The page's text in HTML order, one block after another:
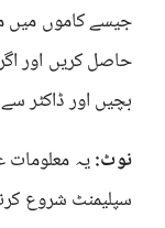
جیسے کاموں میں
حاصل کریں اور
بچیں اور ڈاکٹر
نوٹ:یہ معلومات
سپلیمنٹ شروع